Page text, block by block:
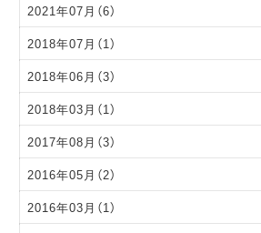
2021年07月（6）
2018年07月（1）
2018年06月（3）
2018年03月（1）
2017年08月（3）
2016年05月（2）
2016年03月（1）